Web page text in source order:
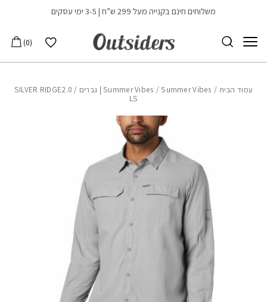
Skip to Contentמשלוחים חינם בקנייה מעל 299 ש”ח | 3-5 ימי עסקים
הרשימה שלי
0
עמוד הבית /
Summer Vibes /Summer Vibes | גברים
/ SILVER RIDGE2.0
LS